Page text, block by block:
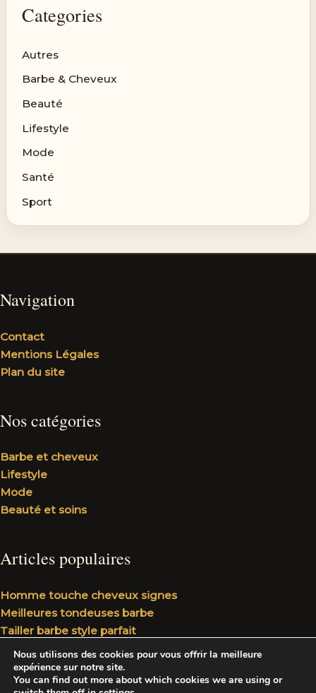
Categories
Autres
Barbe & Cheveux
Beauté
Lifestyle
Mode
Santé
Sport
Navigation
Contact
Mentions Légales
Plan du site
Nos catégories
Barbe et cheveux
Lifestyle
Mode
Beauté et soins
Articles populaires
Homme touche cheveux signes
Meilleures tondeuses barbe
Tailler barbe style parfait
Boucler cheveux homme
Coupe pour cheveux homme épais
Nous utilisons des cookies pour vous offrir la meilleure
expérience sur notre site.
You can find out more about which cookies we are using or